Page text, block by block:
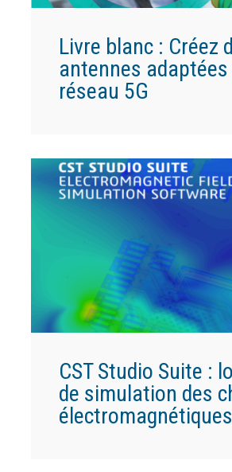
Livre blanc : Créez
antennes adaptées
réseau 5G
CST Studio Suite :
de simulation des
électromagnétiques